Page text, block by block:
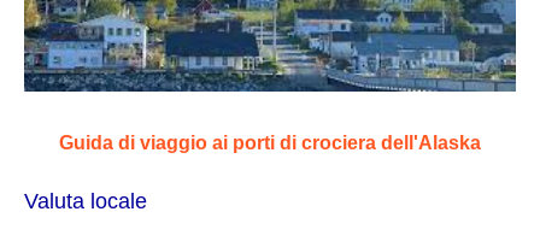
Guida di viaggio ai porti di crociera dell'Alaska
Valuta locale